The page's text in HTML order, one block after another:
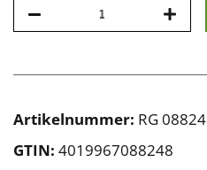
Artikelnummer: RG 08824
GTIN: 4019967088248